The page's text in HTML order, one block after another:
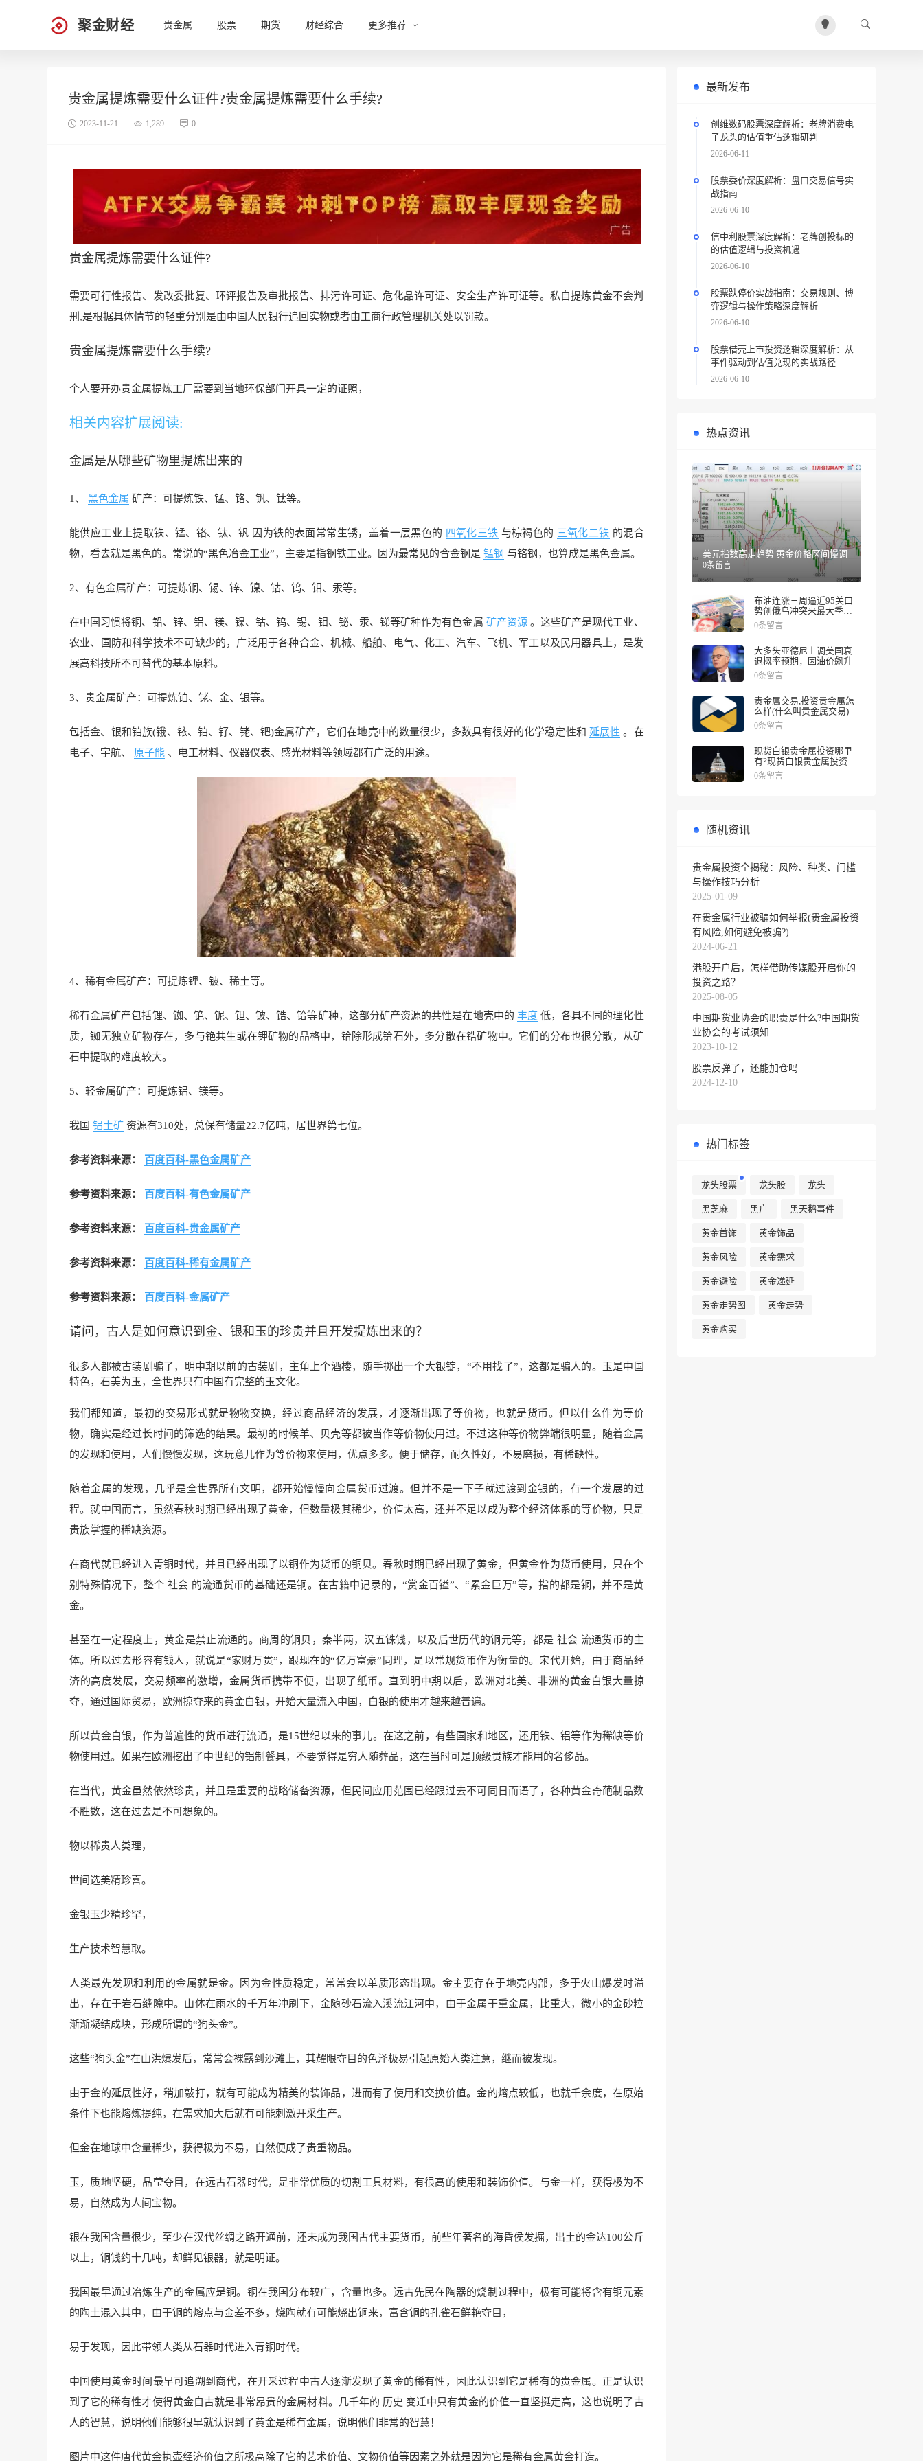
聚金财经 贵金属 股票 期货 财经综合 更多推荐
贵金属提炼需要什么证件?贵金属提炼需要什么手续?
2023-11-21 1,289 0
贵金属提炼需要什么证件?
需要可行性报告、发改委批复、环评报告及审批报告、排污许可证、危化品许可证、安全生产许可证等。私自提炼黄金不会判
刑,是根据具体情节的轻重分别是由中国人民银行追回实物或者由工商行政管理机关处以罚款。
贵金属提炼需要什么手续?
个人要开办贵金属提炼工厂需要到当地环保部门开具一定的证照，
相关内容扩展阅读:
金属是从哪些矿物里提炼出来的
1、 黑色金属 矿产：可提炼铁、锰、铬、钒、钛等。
能供应工业上提取铁、锰、铬、钛、钒 因为铁的表面常常生锈，盖着一层黑色的 四氧化三铁 与棕褐色的 三氧化二铁 的混合
物，看去就是黑色的。常说的“黑色冶金工业”，主要是指钢铁工业。因为最常见的合金钢是 锰钢 与铬钢，也算成是黑色金属。
2、有色金属矿产：可提炼铜、锡、锌、镍、钴、钨、钼、汞等。
在中国习惯将铜、铅、锌、铝、镁、镍、钴、钨、锡、钼、铋、汞、锑等矿种作为有色金属 矿产资源 。这些矿产是现代工业、
农业、国防和科学技术不可缺少的，广泛用于各种合金、机械、船舶、电气、化工、汽车、飞机、军工以及民用器具上，是发
展高科技所不可替代的基本原料。
3、贵金属矿产：可提炼铂、铑、金、银等。
包括金、银和铂族(锇、铱、铂、钌、铑、钯)金属矿产，它们在地壳中的数量很少，多数具有很好的化学稳定性和 延展性 。在
电子、宇航、
原子能 、电工材料、仪器仪表、感光材料等领域都有广泛的用途。
4、稀有金属矿产：可提炼锂、铍、稀土等。
稀有金属矿产包括锂、铷、铯、铌、钽、铍、锆、铪等矿种，这部分矿产资源的共性是在地壳中的 丰度 低，各具不同的理化性
质，铷无独立矿物存在，多与铯共生或在钾矿物的晶格中，铪除形成铪石外，多分散在锆矿物中。它们的分布也很分散，从矿
石中提取的难度较大。
5、轻金属矿产：可提炼铝、镁等。
我国 铝土矿 资源有310处，总保有储量22.7亿吨，居世界第七位。
参考资料来源： 百度百科-黑色金属矿产
参考资料来源： 百度百科-有色金属矿产
参考资料来源： 百度百科-贵金属矿产
参考资料来源： 百度百科-稀有金属矿产
参考资料来源： 百度百科-金属矿产
请问，古人是如何意识到金、银和玉的珍贵并且开发提炼出来的？
很多人都被古装剧骗了，明中期以前的古装剧，主角上个酒楼，随手掷出一个大银锭，“不用找了”，这都是骗人的。玉是中国
特色，石美为玉，全世界只有中国有完整的玉文化。
我们都知道，最初的交易形式就是物物交换，经过商品经济的发展，才逐渐出现了等价物，也就是货币。但以什么作为等价
物，确实是经过长时间的筛选的结果。最初的时候羊、贝壳等都被当作等价物使用过。不过这种等价物弊端很明显，随着金属
的发现和使用，人们慢慢发现，这玩意儿作为等价物来使用，优点多多。便于储存，耐久性好，不易磨损，有稀缺性。
随着金属的发现，几乎是全世界所有文明，都开始慢慢向金属货币过渡。但并不是一下子就过渡到金银的，有一个发展的过
程。就中国而言，虽然春秋时期已经出现了黄金，但数量极其稀少，价值太高，还并不足以成为整个经济体系的等价物，只是
贵族掌握的稀缺资源。
在商代就已经进入青铜时代，并且已经出现了以铜作为货币的铜贝。春秋时期已经出现了黄金，但黄金作为货币使用，只在个
别特殊情况下，整个 社会 的流通货币的基础还是铜。在古籍中记录的，“赏金百镒”、“累金巨万”等，指的都是铜，并不是黄
金。
甚至在一定程度上，黄金是禁止流通的。商周的铜贝，秦半两，汉五铢钱，以及后世历代的铜元等，都是 社会 流通货币的主
体。所以过去形容有钱人，就说是“家财万贯”，跟现在的“亿万富豪”同理，是以常规货币作为衡量的。宋代开始，由于商品经
济的高度发展，交易频率的激增，金属货币携带不便，出现了纸币。直到明中期以后，欧洲对北美、非洲的黄金白银大量掠
夺，通过国际贸易，欧洲掠夺来的黄金白银，开始大量流入中国，白银的使用才越来越普遍。
所以黄金白银，作为普遍性的货币进行流通，是15世纪以来的事儿。在这之前，有些国家和地区，还用铁、铝等作为稀缺等价
物使用过。如果在欧洲挖出了中世纪的铝制餐具，不要觉得是穷人随葬品，这在当时可是顶级贵族才能用的奢侈品。
在当代，黄金虽然依然珍贵，并且是重要的战略储备资源，但民间应用范围已经跟过去不可同日而语了，各种黄金奇葩制品数
不胜数，这在过去是不可想象的。
物以稀贵人类理，
世间选美精珍喜。
金银玉少精珍罕，
生产技术智慧取。
人类最先发现和利用的金属就是金。因为金性质稳定，常常会以单质形态出现。金主要存在于地壳内部，多于火山爆发时溢
出，存在于岩石缝隙中。山体在雨水的千万年冲刷下，金随砂石流入溪流江河中，由于金属于重金属，比重大，微小的金砂粒
渐渐凝结成块，形成所谓的“狗头金”。
这些“狗头金”在山洪爆发后，常常会裸露到沙滩上，其耀眼夺目的色泽极易引起原始人类注意，继而被发现。
由于金的延展性好，稍加敲打，就有可能成为精美的装饰品，进而有了使用和交换价值。金的熔点较低，也就千余度，在原始
条件下也能熔炼提纯，在需求加大后就有可能刺激开采生产。
但金在地球中含量稀少，获得极为不易，自然便成了贵重物品。
玉，质地坚硬，晶莹夺目，在远古石器时代，是非常优质的切割工具材料，有很高的使用和装饰价值。与金一样，获得极为不
易，自然成为人间宝物。
银在我国含量很少，至少在汉代丝绸之路开通前，还未成为我国古代主要货币，前些年著名的海昏侯发掘，出土的金达100公斤
以上，铜钱约十几吨，却鲜见银器，就是明证。
我国最早通过冶炼生产的金属应是铜。铜在我国分布较广，含量也多。远古先民在陶器的烧制过程中，极有可能将含有铜元素
的陶土混入其中，由于铜的熔点与金差不多，烧陶就有可能烧出铜来，富含铜的孔雀石鲜艳夺目，
易于发现，因此带领人类从石器时代进入青铜时代。
中国使用黄金时间最早可追溯到商代，在开釆过程中古人逐渐发现了黄金的稀有性，因此认识到它是稀有的贵金属。正是认识
到了它的稀有性才使得黄金自古就是非常昂贵的金属材料。几千年的 历史 变迁中只有黄金的价值一直坚挺走高，这也说明了古
人的智慧，说明他们能够很早就认识到了黄金是稀有金属，说明他们非常的智慧！
图片中这件唐代黄金执壶经济价值之所极高除了它的艺术价值、文物价值等因素之外就是因为它是稀有金属黄金打造。
最新发布
创维数码股票深度解析：老牌消费电
子龙头的估值重估逻辑研判
2026-06-11
股票委价深度解析：盘口交易信号实
战指南
2026-06-10
信中利股票深度解析：老牌创投标的
的估值逻辑与投资机遇
2026-06-10
股票跌停价实战指南：交易规则、博
弈逻辑与操作策略深度解析
2026-06-10
股票借壳上市投资逻辑深度解析：从
事件驱动到估值兑现的实战路径
2026-06-10
热点资讯
美元指数高走趋势 黄金价格区间慢调
0条留言
布油连涨三周逼近95关口
势创俄乌冲突来最大季度
涨幅
0条留言
大多头亚德尼上调美国衰
退概率预期，因油价飙升
0条留言
贵金属交易,投资贵金属怎
么样(什么叫贵金属交易)
0条留言
现货白银贵金属投资哪里
有?现货白银贵金属投资被
诱导投资亏损
0条留言
随机资讯
贵金属投资全揭秘：风险、种类、门槛
与操作技巧分析
2025-01-09
在贵金属行业被骗如何举报(贵金属投资
有风险,如何避免被骗?)
2024-06-21
港股开户后，怎样借助传媒股开启你的
投资之路？
2025-08-05
中国期货业协会的职责是什么?中国期货
业协会的考试须知
2023-10-12
股票反弹了，还能加仓吗
2024-12-10
热门标签
龙头股票 龙头股 龙头
黑芝麻 黑户 黑天鹅事件
黄金首饰 黄金饰品
黄金风险 黄金需求
黄金避险 黄金递延
黄金走势图 黄金走势
黄金购买